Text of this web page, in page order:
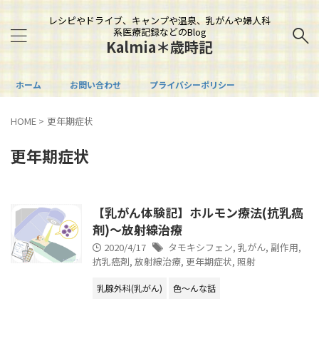
レシピやドライブ、キャンプや温泉、乳がんや婦人科
系医療記録などのBlog
Kalmia＊歳時記
ホーム お問い合わせ プライバシーポリシー
HOME > 更年期症状
更年期症状
【乳がん体験記】ホルモン療法(抗乳癌
剤)～放射線治療
2020/4/17 タモキシフェン, 乳がん, 副作用,
抗乳癌剤, 放射線治療, 更年期症状, 照射
乳腺外科(乳がん) 色～んな話